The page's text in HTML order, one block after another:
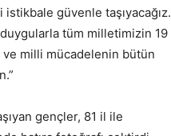
güvenle taşıyacağız.
tüm milletimizin 19
ve milli mücadelenin bütün
gençler, 81 il ile